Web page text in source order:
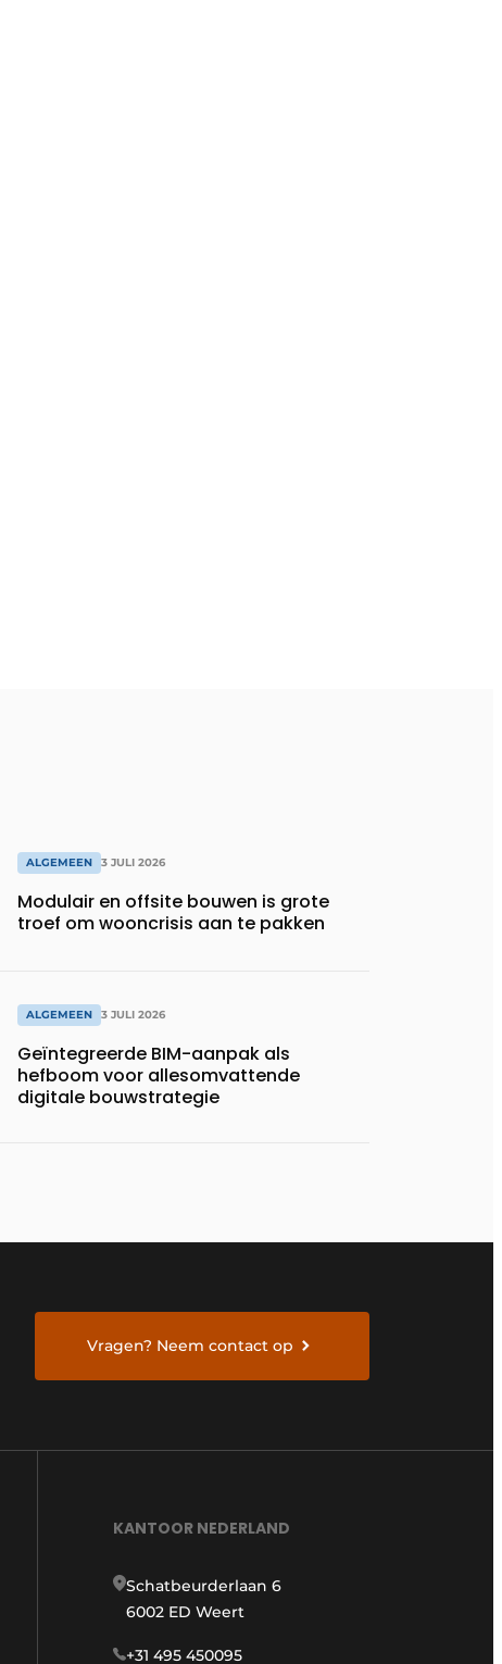
ALGEMEEN 3 JULI 2026
Modulair en offsite bouwen is grote
troef om wooncrisis aan te pakken
ALGEMEEN 3 JULI 2026
Geïntegreerde BIM-aanpak als
hefboom voor allesomvattende
digitale bouwstrategie
Vragen? Neem contact op
KANTOOR NEDERLAND
Schatbeurderlaan 6
6002 ED Weert
+31 495 450095